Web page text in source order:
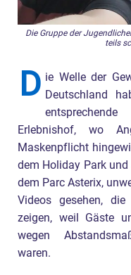
Die Gruppe der
teils
D ie Welle der
Deutschland
Erlebnishof, wo
Maskenpflicht
dem Holiday Park
dem Parc Asterix,
Videos gesehen,
zeigen, weil Gäste
wegen
waren.